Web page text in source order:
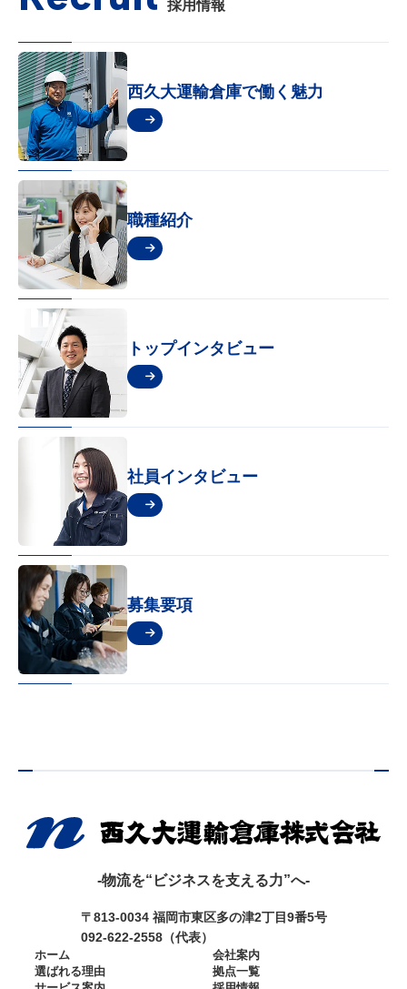
採用情報
西久大運輸倉庫で働く魅力
職種紹介
トップインタビュー
社員インタビュー
募集要項
-物流を“ビジネスを支える力”へ-
〒813-0034 福岡市東区多の津2丁目9番5号
092-622-2558（代表）
ホーム
選ばれる理由
会社案内
拠点一覧